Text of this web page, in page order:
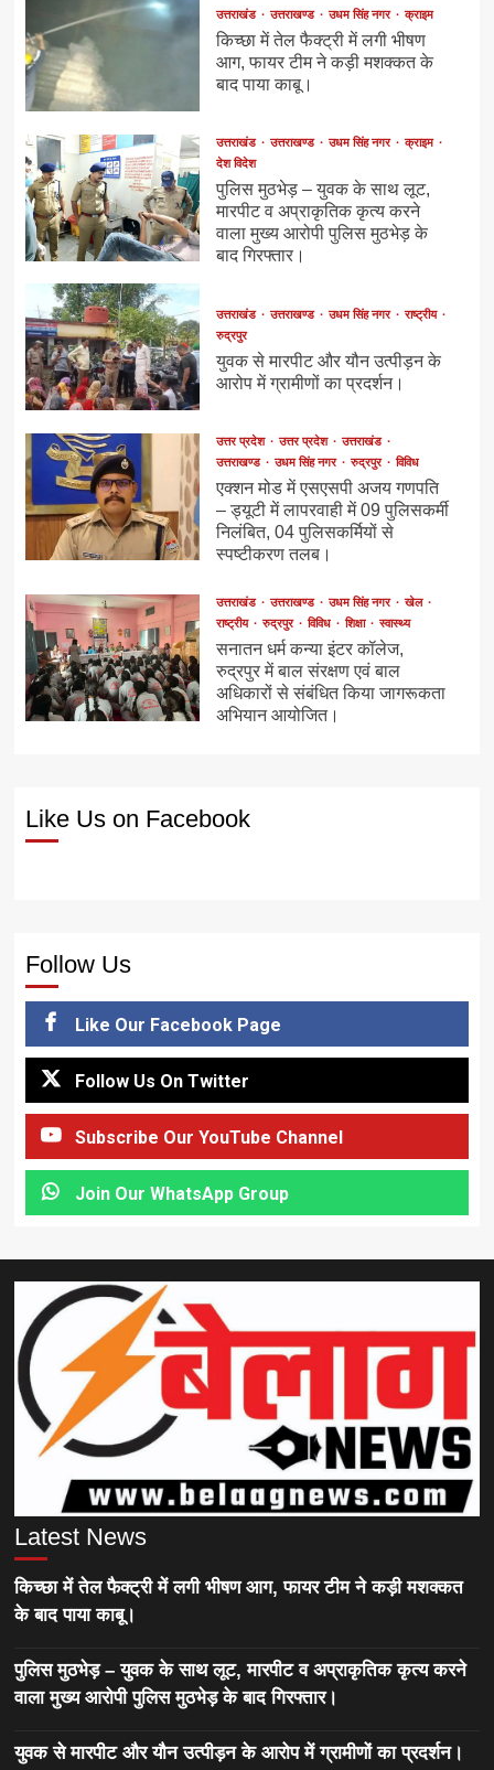
उत्तराखंड उत्तराखण्ड उधम सिंह नगर क्राइम
किच्छा में तेल फैक्ट्री में लगी भीषण
आग, फायर टीम ने कड़ी मशक्कत के
बाद पाया काबू।
उत्तराखंड उत्तराखण्ड उधम सिंह नगर
क्राइम
देश विदेश
पुलिस मुठभेड़ – युवक के साथ लूट,
मारपीट व अप्राकृतिक कृत्य करने
वाला मुख्य आरोपी पुलिस मुठभेड़ के
बाद गिरफ्तार।
उत्तराखंड उत्तराखण्ड उधम सिंह नगर
राष्ट्रीय
रुद्रपुर
युवक से मारपीट और यौन उत्पीड़न के
आरोप में ग्रामीणों का प्रदर्शन।
उत्तर प्रदेश उत्तर प्रदेश
उत्तराखंड
उत्तराखण्ड
उधम सिंह नगर रुद्रपुर विविध
एक्शन मोड में एसएसपी अजय गणपति
– ड्यूटी में लापरवाही में 09 पुलिसकर्मी
निलंबित, 04 पुलिसकर्मियों से
स्पष्टीकरण तलब।
उत्तराखंड उत्तराखण्ड उधम सिंह नगर
खेल
राष्ट्रीय
रुद्रपुर विविध शिक्षा स्वास्थ्य
सनातन धर्म कन्या इंटर कॉलेज,
रुद्रपुर में बाल संरक्षण एवं बाल
अधिकारों से संबंधित किया जागरूकता
अभियान आयोजित।
Like Us on Facebook
Follow Us
Like Our Facebook Page
Follow Us On Twitter
Subscribe Our YouTube Channel
Join Our WhatsApp Group
Latest News
किच्छा में तेल फैक्ट्री में लगी भीषण आग, फायर टीम ने कड़ी मशक्कत
के बाद पाया काबू।
पुलिस मुठभेड़ – युवक के साथ लूट, मारपीट व अप्राकृतिक कृत्य करने
वाला मुख्य आरोपी पुलिस मुठभेड़ के बाद गिरफ्तार।
युवक से मारपीट और यौन उत्पीड़न के आरोप में ग्रामीणों का प्रदर्शन।